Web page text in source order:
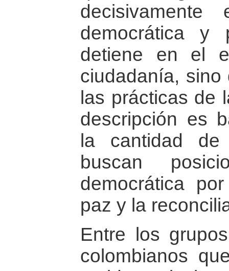
democrática
detiene en el
ciudadanía,
las prácticas de
descripción es
la cantidad de
buscan
democrática
paz y la
Entre los
colombianos